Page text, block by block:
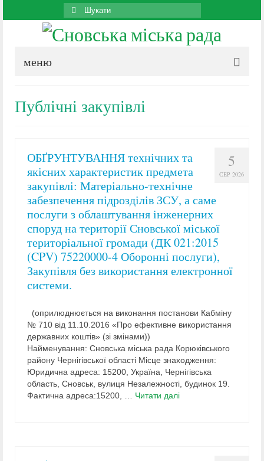
Search
for:
меню
Публічні закупівлі
5
СЕР 2026
ОБҐРУНТУВАННЯ технічних та
якісних характеристик предмета
закупівлі: Матеріально-технічне
забезпечення підрозділів ЗСУ, а саме
послуги з облаштування інженерних
споруд на території Сновської міської
територіальної громади (ДК 021:2015
(CPV) 75220000-4 Оборонні послуги),
Закупівля без використання електронної
системи.
(оприлюднюється на виконання постанови Кабміну
№ 710 від 11.10.2016 «Про ефективне використання
державних коштів» (зі змінами))
Найменування: Сновська міська рада Корюківського
району Чернігівської області Місце знаходження:
Юридична адреса: 15200, Україна, Чернігівська
область, Сновськ, вулиця Незалежності, будинок 19.
Фактична адреса:15200, … Читати далі